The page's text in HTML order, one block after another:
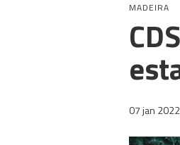
MADEIRA
07 jan 2022